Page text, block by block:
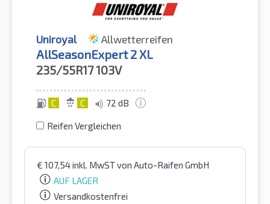
Uniroyal Allwetterreifen
AllSeasonExpert 2 XL
235/55R17103V
C C 72 dB
Reifen Vergleichen
€ 107,54inkl. MwSTvon Auto-Raifen GmbH
AUF LAGER
Versandkostenfrei